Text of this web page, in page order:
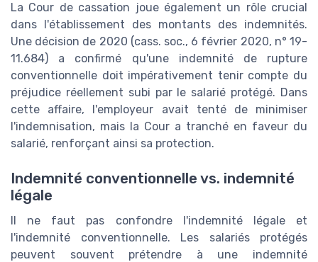
La Cour de cassation joue également un rôle crucial
dans l'établissement des montants des indemnités.
Une décision de 2020 (cass. soc., 6 février 2020, n° 19-
11.684) a confirmé qu'une indemnité de rupture
conventionnelle doit impérativement tenir compte du
préjudice réellement subi par le salarié protégé. Dans
cette affaire, l'employeur avait tenté de minimiser
l'indemnisation, mais la Cour a tranché en faveur du
salarié, renforçant ainsi sa protection.
Indemnité conventionnelle vs. indemnité
légale
Il ne faut pas confondre l'indemnité légale et
l'indemnité conventionnelle. Les salariés protégés
peuvent souvent prétendre à une indemnité